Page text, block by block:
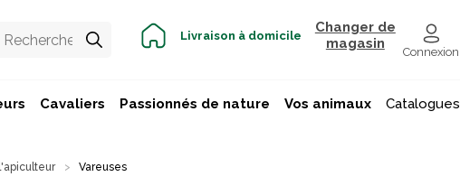
Livraison à domicile
Changer de
magasin
Connexion
Cavaliers Passionnés de nature Vos animaux Catalogues
Vareuses